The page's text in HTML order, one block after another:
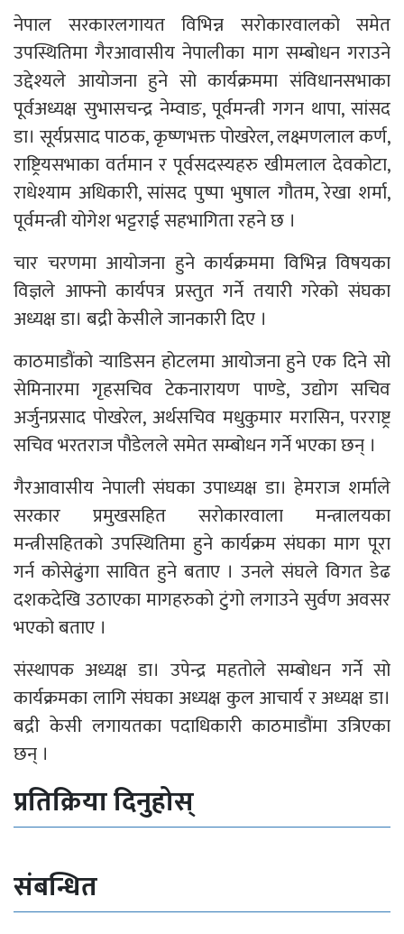
नेपाल सरकारलगायत विभिन्न सरोकारवालको समेत
उपस्थितिमा गैरआवासीय नेपालीका माग सम्बोधन गराउने
उद्देश्यले आयोजना हुने सो कार्यक्रममा संविधानसभाका
पूर्वअध्यक्ष सुभासचन्द्र नेम्वाङ, पूर्वमन्त्री गगन थापा, सांसद
डा। सूर्यप्रसाद पाठक, कृष्णभक्त पोखरेल, लक्ष्मणलाल कर्ण,
राष्ट्रियसभाका वर्तमान र पूर्वसदस्यहरु खीमलाल देवकोटा,
राधेश्याम अधिकारी, सांसद पुष्पा भुषाल गौतम, रेखा शर्मा,
पूर्वमन्त्री योगेश भट्टराई सहभागिता रहने छ ।
चार चरणमा आयोजना हुने कार्यक्रममा विभिन्न विषयका
विज्ञले आफ्नो कार्यपत्र प्रस्तुत गर्ने तयारी गरेको संघका
अध्यक्ष डा। बद्री केसीले जानकारी दिए ।
काठमाडौंको र्‍याडिसन होटलमा आयोजना हुने एक दिने सो
सेमिनारमा गृहसचिव टेकनारायण पाण्डे, उद्योग सचिव
अर्जुनप्रसाद पोखरेल, अर्थसचिव मधुकुमार मरासिन, परराष्ट्र
सचिव भरतराज पौडेलले समेत सम्बोधन गर्ने भएका छन् ।
गैरआवासीय नेपाली संघका उपाध्यक्ष डा। हेमराज शर्माले
सरकार प्रमुखसहित सरोकारवाला मन्त्रालयका
मन्त्रीसहितको उपस्थितिमा हुने कार्यक्रम संघका माग पूरा
गर्न कोसेढुंगा सावित हुने बताए । उनले संघले विगत डेढ
दशकदेखि उठाएका मागहरुको टुंगो लगाउने सुर्वण अवसर
भएको बताए ।
संस्थापक अध्यक्ष डा। उपेन्द्र महतोले सम्बोधन गर्ने सो
कार्यक्रमका लागि संघका अध्यक्ष कुल आचार्य र अध्यक्ष डा।
बद्री केसी लगायतका पदाधिकारी काठमाडौंमा उत्रिएका
छन् ।
प्रतिक्रिया दिनुहोस्
संबन्धित